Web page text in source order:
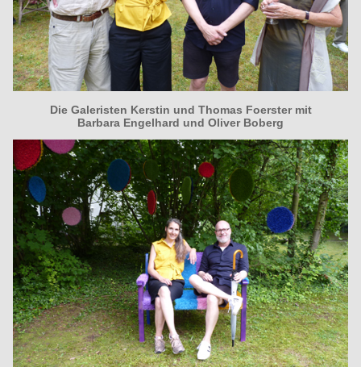
Die Galeristen Kerstin und Thomas Foerster mit
Barbara Engelhard und Oliver Boberg